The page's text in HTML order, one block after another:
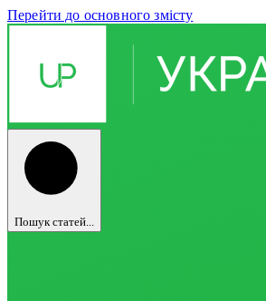
Перейти до основного змісту
Пошук статей...